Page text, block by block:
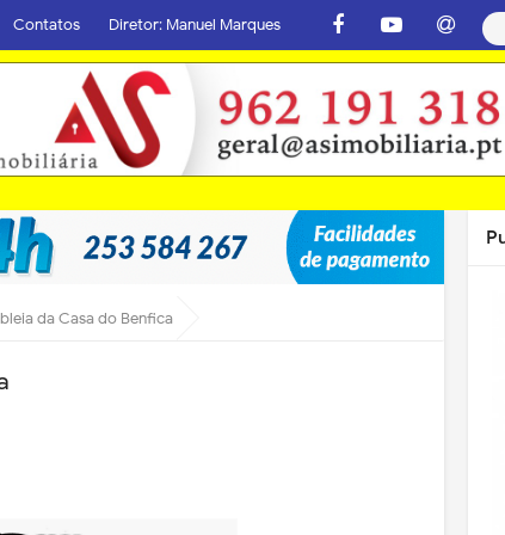
Contatos Diretor: Manuel Marques
da Casa do Benfica